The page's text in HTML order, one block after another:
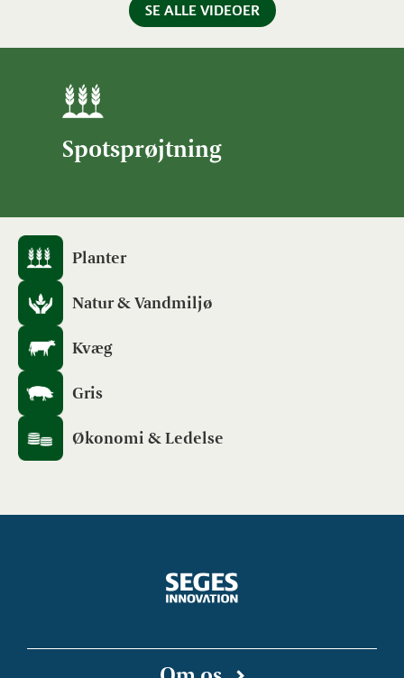
SE ALLE VIDEOER
Spotsprøjtning
Planter
Natur & Vandmiljø
Kvæg
Gris
Økonomi & Ledelse